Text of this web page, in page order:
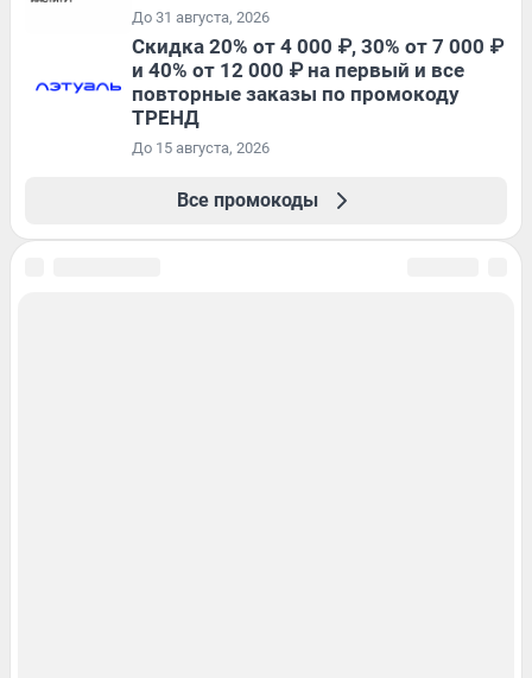
До 31 августа, 2026
Скидка 20% от 4 000 ₽, 30% от 7 000 ₽
и 40% от 12 000 ₽ на первый и все
повторные заказы по промокоду
ТРЕНД
До 15 августа, 2026
Все промокоды